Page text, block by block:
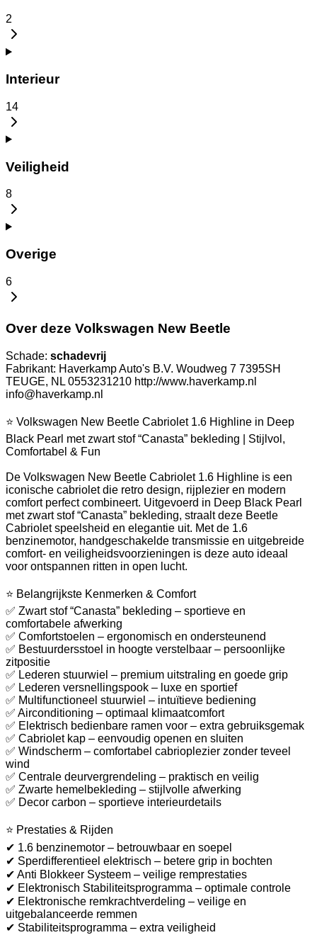
2
Interieur
14
Veiligheid
8
Overige
6
Over deze Volkswagen New Beetle
Schade: schadevrij
Fabrikant: Haverkamp Auto's B.V. Woudweg 7 7395SH
TEUGE, NL 0553231210 http://www.haverkamp.nl
info@haverkamp.nl
⭐ Volkswagen New Beetle Cabriolet 1.6 Highline in Deep
Black Pearl met zwart stof “Canasta” bekleding | Stijlvol,
Comfortabel & Fun
De Volkswagen New Beetle Cabriolet 1.6 Highline is een
iconische cabriolet die retro design, rijplezier en modern
comfort perfect combineert. Uitgevoerd in Deep Black Pearl
met zwart stof “Canasta” bekleding, straalt deze Beetle
Cabriolet speelsheid en elegantie uit. Met de 1.6
benzinemotor, handgeschakelde transmissie en uitgebreide
comfort- en veiligheidsvoorzieningen is deze auto ideaal
voor ontspannen ritten in open lucht.
⭐ Belangrijkste Kenmerken & Comfort
✅ Zwart stof “Canasta” bekleding – sportieve en
comfortabele afwerking
✅ Comfortstoelen – ergonomisch en ondersteunend
✅ Bestuurdersstoel in hoogte verstelbaar – persoonlijke
zitpositie
✅ Lederen stuurwiel – premium uitstraling en goede grip
✅ Lederen versnellingspook – luxe en sportief
✅ Multifunctioneel stuurwiel – intuïtieve bediening
✅ Airconditioning – optimaal klimaatcomfort
✅ Elektrisch bedienbare ramen voor – extra gebruiksgemak
✅ Cabriolet kap – eenvoudig openen en sluiten
✅ Windscherm – comfortabel cabrioplezier zonder teveel
wind
✅ Centrale deurvergrendeling – praktisch en veilig
✅ Zwarte hemelbekleding – stijlvolle afwerking
✅ Decor carbon – sportieve interieurdetails
⭐ Prestaties & Rijden
✔ 1.6 benzinemotor – betrouwbaar en soepel
✔ Sperdifferentieel elektrisch – betere grip in bochten
✔ Anti Blokkeer Systeem – veilige remprestaties
✔ Elektronisch Stabiliteitsprogramma – optimale controle
✔ Elektronische remkrachtverdeling – veilige en
uitgebalanceerde remmen
✔ Stabiliteitsprogramma – extra veiligheid